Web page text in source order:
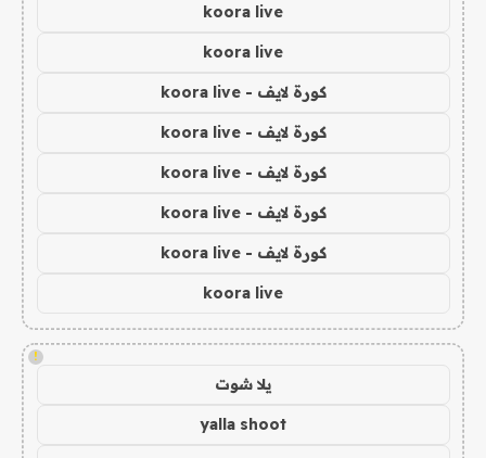
koora live
koora live
كورة لايف - koora live
كورة لايف - koora live
كورة لايف - koora live
كورة لايف - koora live
كورة لايف - koora live
koora live
!
يلا شوت
yalla shoot